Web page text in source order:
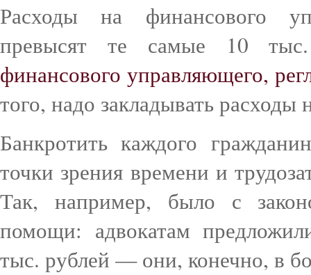
Расходы на финансового
превысят те самые 10
финансового управляющего,
того, надо закладывать расходы
Банкротить каждого
точки зрения времени и
Так, например, было с
помощи: адвокатам
тыс. рублей — они, конечно, в